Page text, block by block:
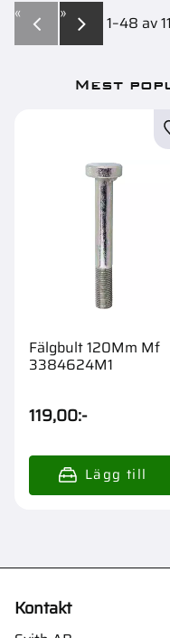
1–48 av
« »
Mest
Fälgbult 120Mm Mf
3384624M1
119,00:-
Kontakt